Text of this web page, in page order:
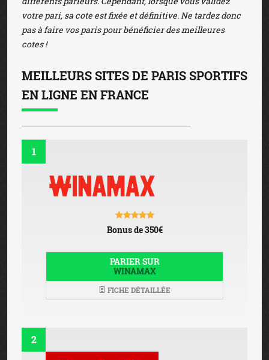
votre pari, sa cote est fixée et définitive. Ne tardez donc
pas à faire vos paris pour bénéficier des meilleures
cotes !
MEILLEURS SITES DE PARIS SPORTIFS
EN LIGNE EN FRANCE
1
Bonus de 350€
PARIER SUR
WINAMAX
FICHE DÉTAILLÉE
2